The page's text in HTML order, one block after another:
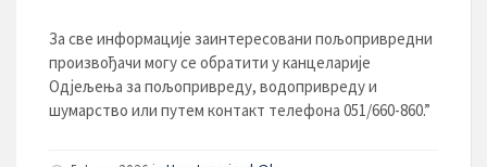
За све информације заинтересовани пољопривредни
произвођачи могу се обратити у канцеларије
Одјељења за пољопривреду, водопривреду и
шумарство или путем контакт телефона 051/660-860.”